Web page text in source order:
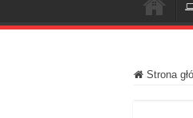
Strona